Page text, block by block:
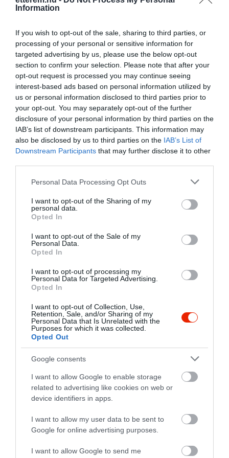
Information
If you wish to opt-out of the sale, sharing to third parties, or
processing of your personal or sensitive information for
targeted advertising by us, please use the below opt-out
section to confirm your selection. Please note that after your
opt-out request is processed you may continue seeing
interest-based ads based on personal information utilized by
us or personal information disclosed to third parties prior to
your opt-out. You may separately opt-out of the further
disclosure of your personal information by third parties on the
IAB’s list of downstream participants. This information may
also be disclosed by us to third parties on the IAB’s List of
Downstream Participants that may further disclose it to other
Please note that this website/app uses one or more Google
not limited to your visit or usage behaviour. You may click to
grant or deny consent to Google and its third-party tags to
use your data for below specified purposes in below Google
consent section.
Personal Data Processing Opt Outs
I want to opt-out of the Sharing of my
personal data.
Opted In
I want to opt-out of the Sale of my
Personal Data.
Opted In
I want to opt-out of processing my
Personal Data for Targeted Advertising.
Opted In
I want to opt-out of Collection, Use,
Retention, Sale, and/or Sharing of my
Personal Data that Is Unrelated with the
Purposes for which it was collected.
Opted Out
Google consents
I want to allow Google to enable storage
related to advertising like cookies on web or
device identifiers in apps.
I want to allow my user data to be sent to
Google for online advertising purposes.
I want to allow Google to send me
leghíresebb borászainak borai mellett,
Probléma jelentése Te vagy a tulajdonos?
Értékelések
4.3
Összesen 3
5 2
3 1
2 0
1 0
Nahlikné Ollé Katalin
csalódtam! Egyél fizess és
siess elmenni! 2020 július 29
Jelentés